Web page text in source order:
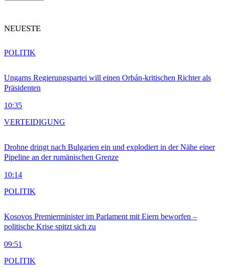
NEUESTE
Ungarns Regierungspartei will einen Orbán-kritischen Richter als
Präsidenten
10:35
POLITIK
Drohne dringt nach Bulgarien ein und explodiert in der Nähe einer
Pipeline an der rumänischen Grenze
10:14
VERTEIDIGUNG
Kosovos Premierminister im Parlament mit Eiern beworfen –
politische Krise spitzt sich zu
09:51
POLITIK
POLITIK